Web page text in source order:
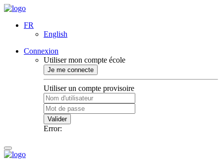
FR
English
Connexion
Utiliser mon compte école
Je me connecte
Utiliser un compte provisoire
Valider
Error: